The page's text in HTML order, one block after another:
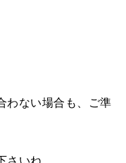
わない場合も、ご準
さいね